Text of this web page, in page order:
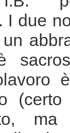
I due
(certo
ma